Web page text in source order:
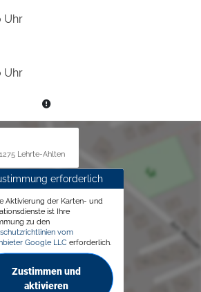
Uhr
Uhr
Lehrte-Ahlten
erforderlich
Aktivierung der Karten- und
ist Ihre
zu den
vom
Google LLC erforderlich.
Zustimmen und
aktivieren